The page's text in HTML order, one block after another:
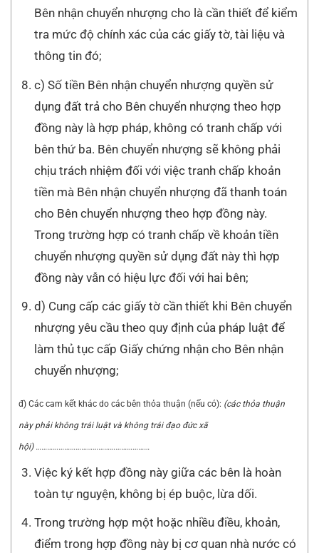
Bên nhận chuyển nhượng cho là cần thiết để kiểm
tra mức độ chính xác của các giấy tờ, tài liệu và
thông tin đó;
c) Số tiền Bên nhận chuyển nhượng quyền sử
dụng đất trả cho Bên chuyển nhượng theo hợp
đồng này là hợp pháp, không có tranh chấp với
bên thứ ba. Bên chuyển nhượng sẽ không phải
chịu trách nhiệm đối với việc tranh chấp khoản
tiền mà Bên nhận chuyển nhượng đã thanh toán
cho Bên chuyển nhượng theo hợp đồng này.
Trong trường hợp có tranh chấp về khoản tiền
chuyển nhượng quyền sử dụng đất này thì hợp
đồng này vẫn có hiệu lực đối với hai bên;
d) Cung cấp các giấy tờ cần thiết khi Bên chuyển
nhượng yêu cầu theo quy định của pháp luật để
làm thủ tục cấp Giấy chứng nhận cho Bên nhận
chuyển nhượng;
đ) Các cam kết khác do các bên thỏa thuận (nếu có): (các thỏa thuận
này phải không trái luật và không trái đạo đức xã
hội) ……………………………………………………
Việc ký kết hợp đồng này giữa các bên là hoàn
toàn tự nguyện, không bị ép buộc, lừa dối.
Trong trường hợp một hoặc nhiều điều, khoản,
điểm trong hợp đồng này bị cơ quan nhà nước có